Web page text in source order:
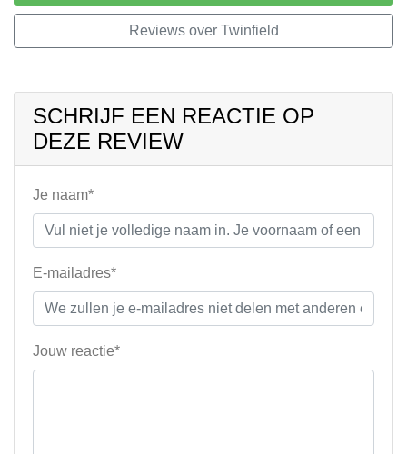
Reviews over Twinfield
SCHRIJF EEN REACTIE OP
DEZE REVIEW
Je naam*
E-mailadres*
Jouw reactie*